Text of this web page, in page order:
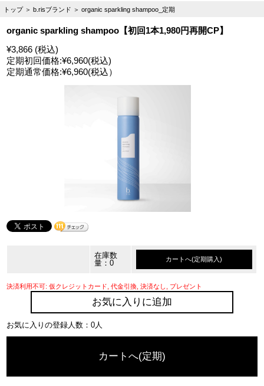
トップ ＞ b.risブランド ＞ organic sparkling shampoo_定期
organic sparkling shampoo【初回1本1,980円再開CP】
¥3,866 (税込)
定期初回価格:¥6,960(税込)
定期通常価格:¥6,960(税込）
在庫数
量：0
カートへ(定期購入)
決済利用不可: 仮クレジットカード, 代金引換, 決済なし, プレゼント
お気に入りに追加
お気に入りの登録人数：0人
カートへ(定期)